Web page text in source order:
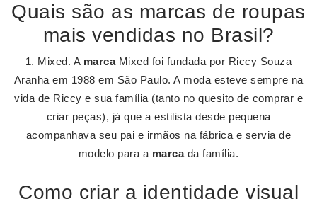
Quais são as marcas de roupas
mais vendidas no Brasil?
1. Mixed. A marcaMixed foi fundada por Riccy Souza
Aranha em 1988 em São Paulo. A moda esteve sempre na
vida de Riccy e sua família (tanto no quesito de comprar e
criar peças), já que a estilista desde pequena
acompanhava seu pai e irmãos na fábrica e servia de
modelo para a marcada família.
Como criar a identidade visual